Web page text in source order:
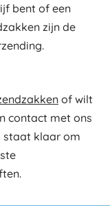
bent of een
zijn de
of wilt
contact met ons
staat klaar om